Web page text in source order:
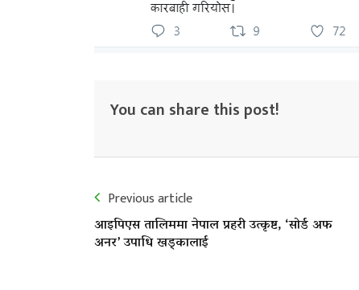
You can share this post!
Previous article
आइपिएस तालिममा नेपाल प्रहरी उत्कृष्ट, ‘सोर्ड अफ
अनर’ उपाधि खड्कालाई